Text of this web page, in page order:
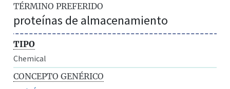
TÉRMINO PREFERIDO
proteínas de almacenamiento
TIPO
Chemical
CONCEPTO GENÉRICO